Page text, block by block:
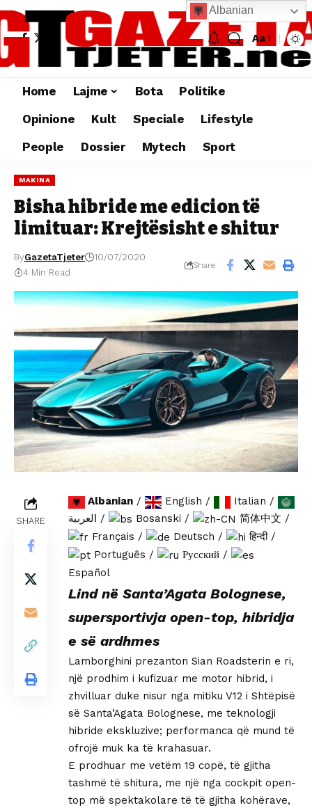
Aa
Home Lajme Bota
Politike
Opinione
Kult Speciale
Lifestyle
People
Dossier Mytech Sport
MAKINA
Bisha hibride me edicion të
limituar: Krejtësisht e shitur
ByGazetaTjeter
10/07/2020
4 Min Read
Share
SHARE
Albanian / English / Italian /
العربية
/ Bosanski / 简体中文 /
Français / Deutsch / हिन्दी/
Português / Русский /
Español
Lind në Santa’Agata Bolognese,
supersportivja open-top, hibridja
e së ardhmes
Lamborghini prezanton Sian Roadsterin e ri,
një prodhim i kufizuar me motor hibrid, i
zhvilluar duke nisur nga mitiku V12 i Shtëpisë
së Santa’Agata Bolognese, me teknologji
hibride ekskluzive; performanca që mund të
ofrojë muk ka të krahasuar.
E prodhuar me vetëm 19 copë, të gjitha
tashmë të shitura, me një nga cockpit open-
top më spektakolare të të gjitha kohërave,
Albanian